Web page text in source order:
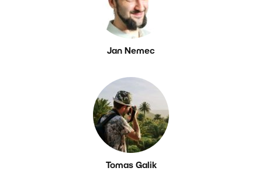
Jan Nemec
Tomas Galik